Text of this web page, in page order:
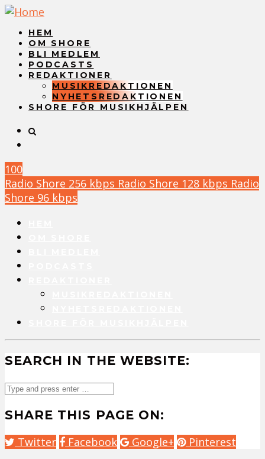
HEM
OM SHORE
BLI MEDLEM
PODCASTS
REDAKTIONER
MUSIKREDAKTIONEN
NYHETSREDAKTIONEN
SHORE FÖR MUSIKHJÄLPEN
100
Radio Shore 256 kbps Radio Shore 128 kbps Radio
Shore 96 kbps
SEARCH IN THE WEBSITE:
SHARE THIS PAGE ON:
Twitter Facebook Google+
Pinterest